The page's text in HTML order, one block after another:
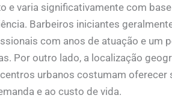
e varia significativamente com
Barbeiros iniciantes
com anos de atuação e um
Por outro lado, a localização
urbanos costumam oferecer
e ao custo de vida.